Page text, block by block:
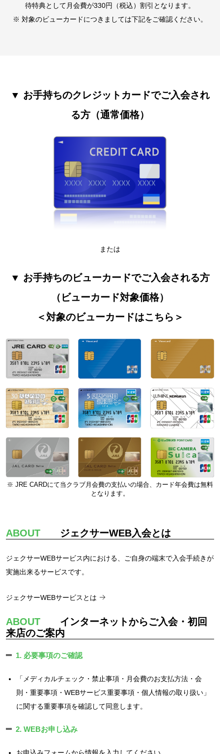
待特典として月会費が330円（税込）割引となります。
※ 対象のビューカードにつきましては下記をご確認ください。
▼ お手持ちのクレジットカードでご入会され
る方（通常価格）
または
▼ お手持ちのビューカードでご入会される方
（ビューカード対象価格）
＜対象のビューカードはこちら＞
※ JRE CARDにて当クラブ月会費の支払いの場合、カード年会費は無料
となります。
ABOUT ジェクサーWEB入会とは
ジェクサーWEBサービス内における、ご自身の端末で入会手続きが
実施出来るサービスです。
ジェクサーWEBサービスとは
ABOUT インターネットからご入会・初回
来店のご案内
1. 必要事項のご確認
「メディカルチェック・禁止事項・月会費のお支払方法・会
則・重要事項・WEBサービス重要事項・個人情報の取り扱い」
に関する重要事項を確認して同意します。
2. WEBお申し込み